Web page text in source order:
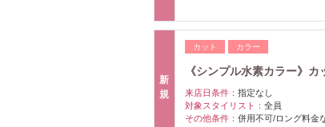
新
規
カット カラー
《シンプル水素カラー》
来店日条件： 指定なし
対象スタイリスト： 全員
その他条件： 併用不可/ロング料金